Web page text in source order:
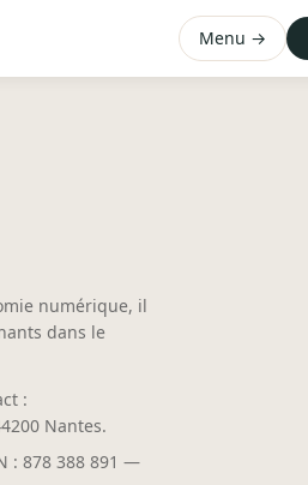
Menu →
numérique, il
dans le
:
Nantes.
: 878 388 891 —